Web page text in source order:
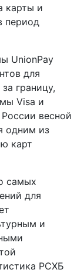
карты и
период
UnionPay
для
границу,
Visa и
весной
одним из
карт
самых
для
и
РСХБ